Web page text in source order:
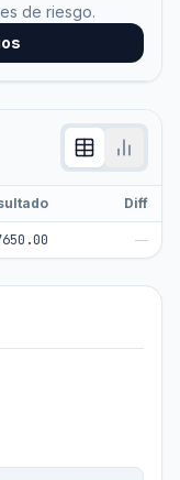
de riesgo.
Diff
—